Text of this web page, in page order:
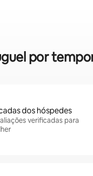
por
dos hóspedes
verificadas para